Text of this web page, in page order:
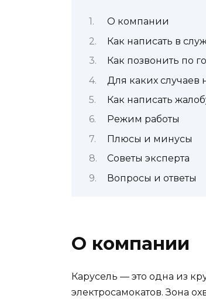
О компании
Как написать в
Как позвонить по
Для каких
Как написать
Режим работы
Плюсы и минусы
Советы эксперта
Вопросы и ответы
О компании
Карусель — это одна из
электросамокатов. Зона